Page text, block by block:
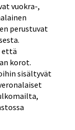
vuokra-,
perustuvat
että
korot.
sisältyvät